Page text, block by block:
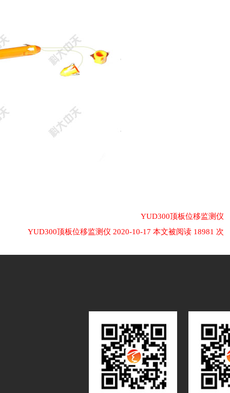
​YUD300顶板位移监测仪
​YUD300顶板位移监测仪 2020-10-17 本文被阅读 18981 次